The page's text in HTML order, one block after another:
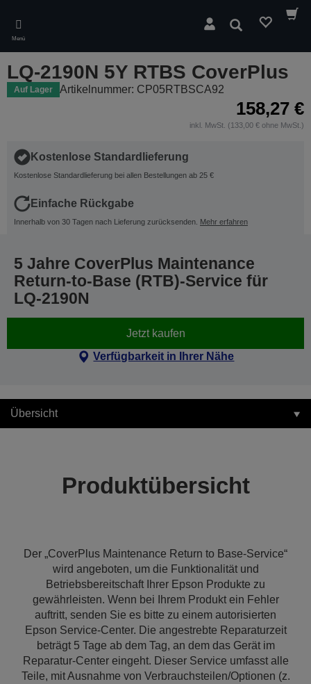
main
content
Menü
Suchen
LQ-2190N 5Y RTBS CoverPlus
Auf Lager Artikelnummer: CP05RTBSCA92
158,27 €
inkl. MwSt. (133,00 € ohne MwSt.)
Kostenlose Standardlieferung
Kostenlose Standardlieferung bei allen Bestellungen ab 25 €
Einfache Rückgabe
Innerhalb von 30 Tagen nach Lieferung zurücksenden. Mehr erfahren
5 Jahre CoverPlus Maintenance
Return-to-Base (RTB)-Service für
LQ-2190N
Jetzt kaufen
Verfügbarkeit in Ihrer Nähe
Übersicht
Produktübersicht
Der „CoverPlus Maintenance Return to Base-Service“
wird angeboten, um die Funktionalität und
Betriebsbereitschaft Ihrer Epson Produkte zu
gewährleisten. Wenn bei Ihrem Produkt ein Fehler
auftritt, senden Sie es bitte zu einem autorisierten
Epson Service-Center. Die angestrebte Reparaturzeit
beträgt 5 Tage ab dem Tag, an dem das Gerät im
Reparatur-Center eingeht. Dieser Service umfasst alle
Teile, mit Ausnahme von Verbrauchsteilen/Optionen (z.